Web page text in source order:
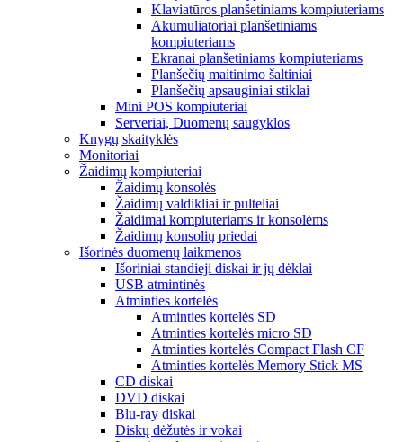
Klaviatūros planšetiniams kompiuteriams
Akumuliatoriai planšetiniams
kompiuteriams
Ekranai planšetiniams kompiuteriams
Planšečių maitinimo šaltiniai
Planšečių apsauginiai stiklai
Mini POS kompiuteriai
Serveriai, Duomenų saugyklos
Knygų skaityklės
Monitoriai
Žaidimų kompiuteriai
Žaidimų konsolės
Žaidimų valdikliai ir pulteliai
Žaidimai kompiuteriams ir konsolėms
Žaidimų konsolių priedai
Išorinės duomenų laikmenos
Išoriniai standieji diskai ir jų dėklai
USB atmintinės
Atminties kortelės
Atminties kortelės SD
Atminties kortelės micro SD
Atminties kortelės Compact Flash CF
Atminties kortelės Memory Stick MS
CD diskai
DVD diskai
Blu-ray diskai
Diskų dėžutės ir vokai